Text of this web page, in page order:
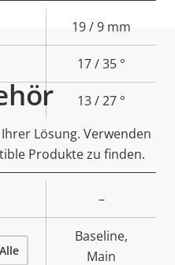
Eigentumswert
19 / 9 mm
17 / 35 °
13 / 27 °
Eigentumswert
–
Baseline,
Main
Lösung. Verwenden
Produkte zu finden.
Alle